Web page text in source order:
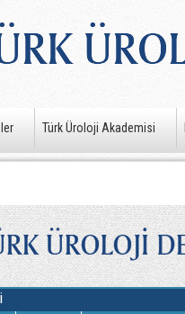
Türk Üroloji Akademisi